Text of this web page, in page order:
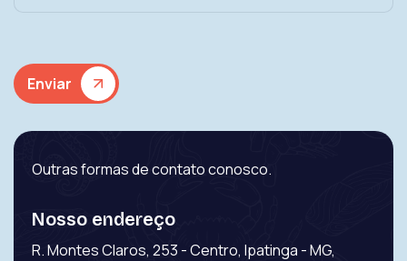
Enviar
Outras formas de contato conosco.
Nosso endereço
R. Montes Claros, 253 - Centro, Ipatinga - MG,